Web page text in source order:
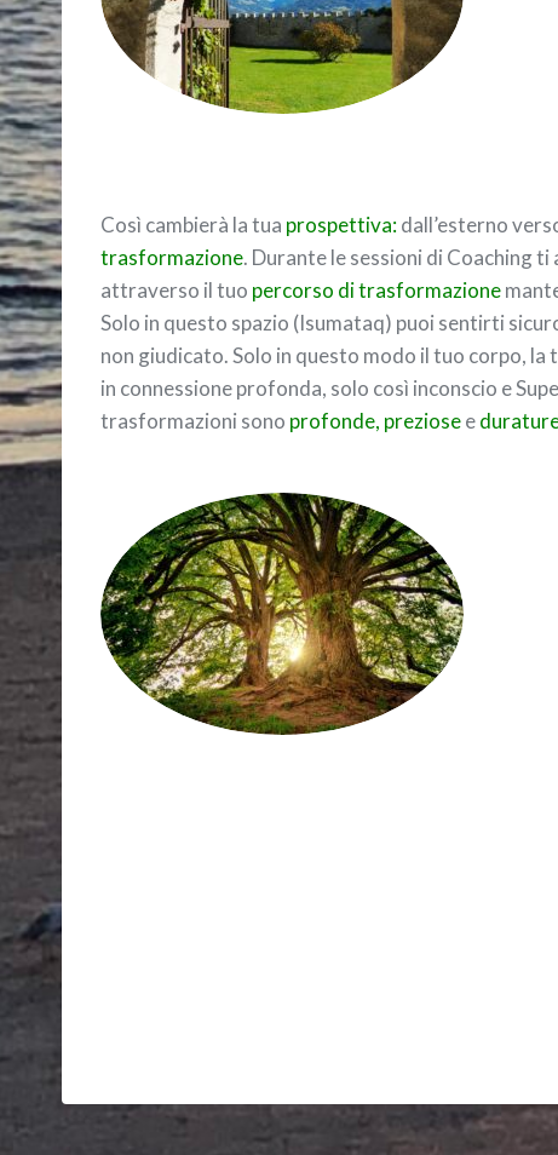
Così cambierà la tua prospettiva:dall’esterno
trasformazione. Durante le sessioni di Coaching ti
attraverso il tuo percorso di trasformazione
Solo in questo spazio (Isumataq) puoi sentirti
non giudicato. Solo in questo modo il tuo corpo,
in connessione profonda, solo così inconscio e
trasformazioni sono profonde, preziosee